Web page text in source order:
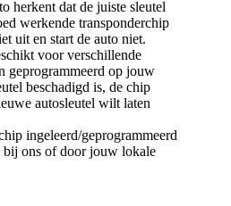
herkent dat de juiste sleutel
werkende transponderchip
uit en start de auto niet.
voor verschillende
geprogrammeerd op jouw
beschadigd is, de chip
autosleutel wilt laten
ingeleerd/geprogrammeerd
ons of door jouw lokale